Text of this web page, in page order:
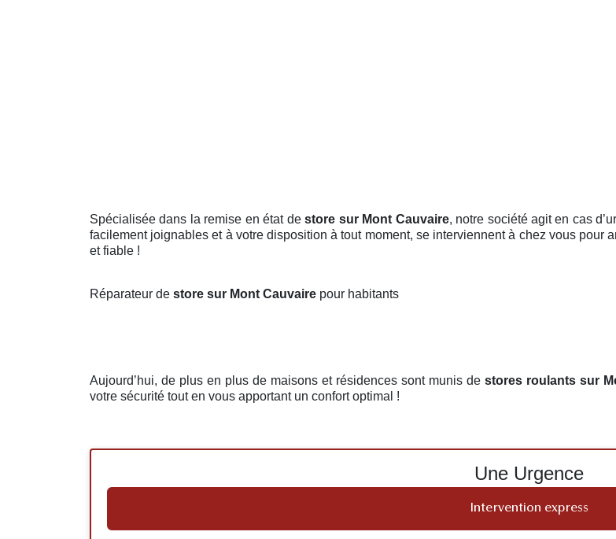
Spécialisée dans la remise en état destore sur Mont Cauvaire, notre société agit en cas
facilement joignables et à votre disposition à tout moment, se interviennent à chez vous pour
et fiable !
Réparateur de store sur Mont Cauvaire pour habitants
Aujourd’hui, de plus en plus de maisons et résidences sont munis de stores roulants sur
votre sécurité tout en vous apportant un confort optimal !
Une Urgence
Intervention express